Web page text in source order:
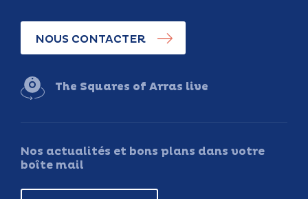
NOUS CONTACTER
The Squares of Arras live
Nos actualités et bons plans dans votre
boîte mail